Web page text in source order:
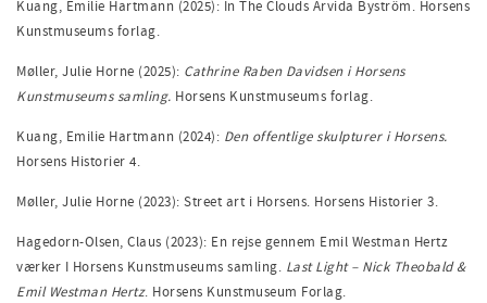
Kuang, Emilie Hartmann (2025): In The Clouds Arvida Byström. Horsens
Kunstmuseums forlag.
Møller, Julie Horne (2025): Cathrine Raben Davidsen i Horsens
Kunstmuseums samling. Horsens Kunstmuseums forlag.
Kuang, Emilie Hartmann (2024): Den offentlige skulpturer i Horsens.
Horsens Historier 4.
Møller, Julie Horne (2023): Street art i Horsens. Horsens Historier 3.
Hagedorn-Olsen, Claus (2023): En rejse gennem Emil Westman Hertz
værker I Horsens Kunstmuseums samling. Last Light – Nick Theobald &
Emil Westman Hertz. Horsens Kunstmuseum Forlag.